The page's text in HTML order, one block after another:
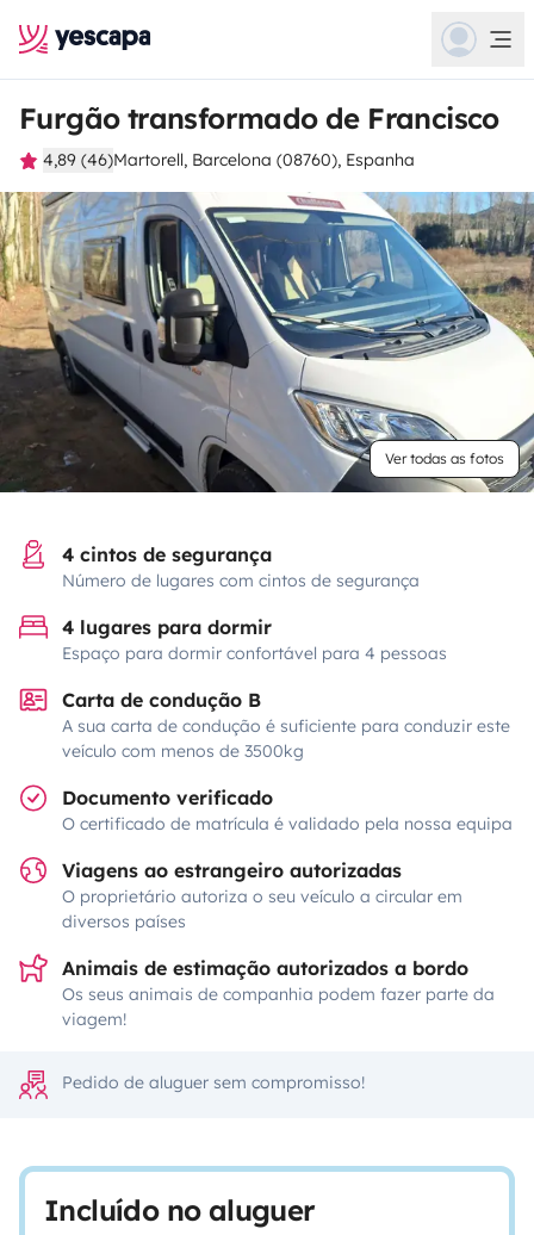
Furgão transformado de Francisco
4,89 (46)Martorell, Barcelona (08760), Espanha
Ver todas as fotos
4 cintos de segurança
Número de lugares com cintos de segurança
4 lugares para dormir
Espaço para dormir confortável para 4 pessoas
Carta de condução B
A sua carta de condução é suficiente para conduzir este
veículo com menos de 3500kg
Documento verificado
O certificado de matrícula é validado pela nossa equipa
Viagens ao estrangeiro autorizadas
O proprietário autoriza o seu veículo a circular em
diversos países
Animais de estimação autorizados a bordo
Os seus animais de companhia podem fazer parte da
viagem!
Pedido de aluguer sem compromisso!
Incluído no aluguer